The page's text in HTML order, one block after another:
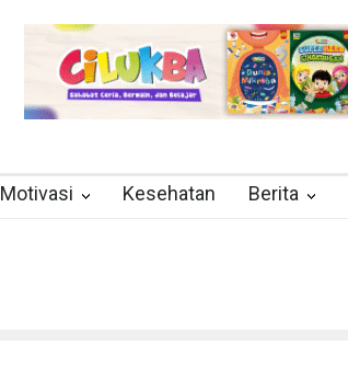
Motivasi Kesehatan Berita